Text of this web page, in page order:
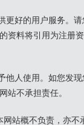
更好的用户服务。请
资料将引用为注册资
他人使用。如您发现
站不承担责任。
站概不负责，亦不